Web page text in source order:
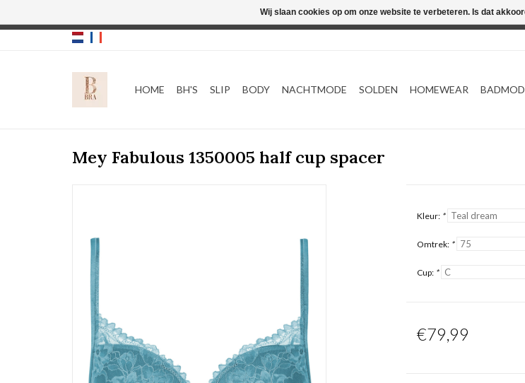
HOME BH'S SLIP BODY NACHTMODE SOLDEN HOMEWEAR
Mey Fabulous 1350005 half cup spacer
Kleur: *
Omtrek: *
Cup: *
€79,99
Wij slaan cookies op om onze website te verbeteren. Is dat
Webshop werkt met EU